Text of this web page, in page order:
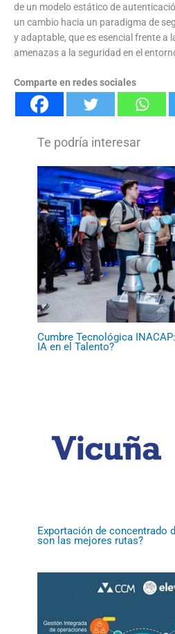
de un modelo estático de
un cambio hacia un paradigma de
y adaptable, que es esencial frente a
amenazas a la seguridad en el
Comparte en redes sociales
Cumbre Tecnológica
IA en el Talento?
Exportación de concentrado
son las mejores rutas?